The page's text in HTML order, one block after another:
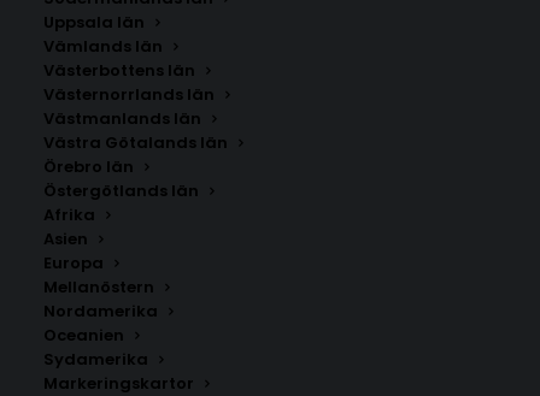
Uppsala län
Vämlands län
Västerbottens län
Västernorrlands län
Västmanlands län
Västra Götalands län
Örebro län
Östergötlands län
Afrika
Asien
Europa
Mellanöstern
Nordamerika
Oceanien
Sydamerika
Markeringskartor
Mantorp
Storlek
350.00kr
Handritad karta över Mantorp i
Välj mellan fyra olika storlekar: 50×70 cm, 40×50 cm,